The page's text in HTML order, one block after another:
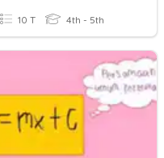
10 T 4th - 5th